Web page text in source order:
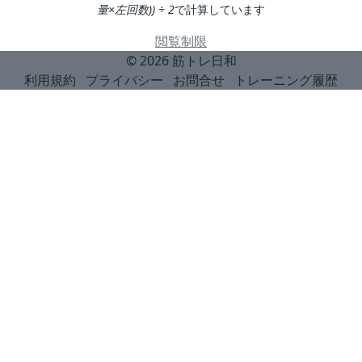
量×左回数)) ÷ 2で計算しています
閲覧制限
© 2026 筋トレ日和
利用規約
プライバシー お問合せ トレーニング履歴